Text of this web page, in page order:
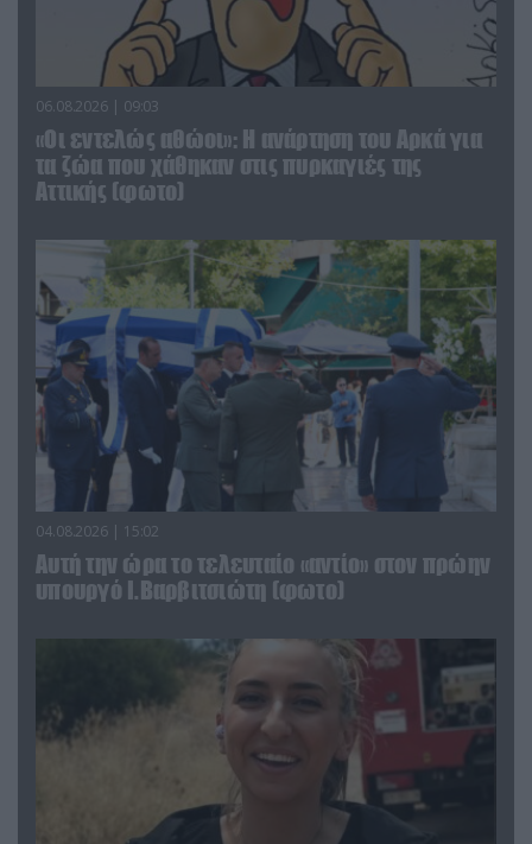
06.08.2026 | 09:03
«Οι εντελώς αθώοι»: Η ανάρτηση του Αρκά για
τα ζώα που χάθηκαν στις πυρκαγιές της
Αττικής (φωτο)
04.08.2026 | 15:02
Αυτή την ώρα το τελευταίο «αντίο» στον πρώην
υπουργό Ι.Βαρβιτσιώτη (φωτο)